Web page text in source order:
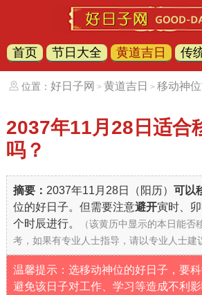
首页 节日大全 黄道吉日 传
位置： 好日子网 > 黄道吉日 > 移动神位
2037年11月28日 适合
吗？
摘要： 2037年11月28日（阳历） 可以
位的好日子。但需要注意避开寅时、
个时辰进行。
（该黄历中显示的本日能否
考，如果有专业人士指导，请以专业人士建
温馨提示：选移动神位的好日子，要科
避免该日子对工作、学习等造成不利影